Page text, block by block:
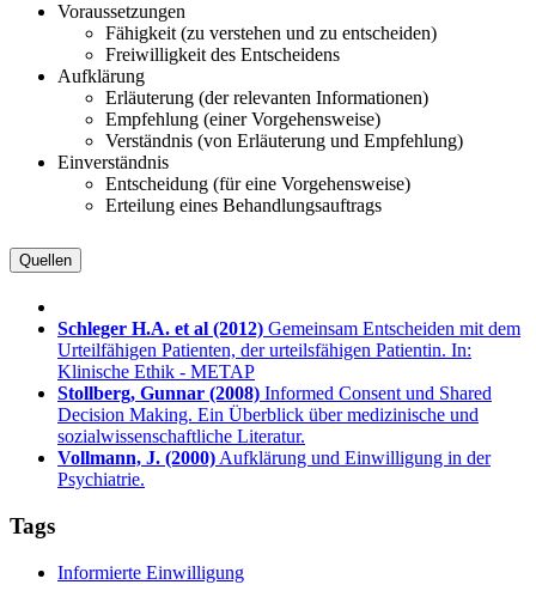
Voraussetzungen
Fähigkeit (zu verstehen und zu entscheiden)
Freiwilligkeit des Entscheidens
Aufklärung
Erläuterung (der relevanten Informationen)
Empfehlung (einer Vorgehensweise)
Verständnis (von Erläuterung und Empfehlung)
Einverständnis
Entscheidung (für eine Vorgehensweise)
Erteilung eines Behandlungsauftrags
Quellen
Schleger H.A. et al (2012) Gemeinsam Entscheiden mit dem
Urteilfähigen Patienten, der urteilsfähigen Patientin. In:
Klinische Ethik - METAP
Stollberg, Gunnar (2008) Informed Consent und Shared
Decision Making. Ein Überblick über medizinische und
sozialwissenschaftliche Literatur.
Vollmann, J. (2000) Aufklärung und Einwilligung in der
Psychiatrie.
Tags
Informierte Einwilligung